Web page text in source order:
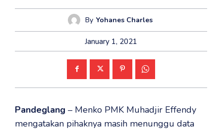
By Yohanes Charles
January 1, 2021
Pandeglang – Menko PMK Muhadjir Effendy
mengatakan pihaknya masih menunggu data